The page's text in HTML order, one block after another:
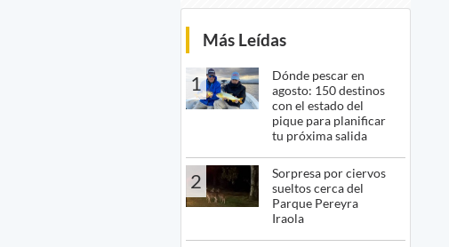
Más Leídas
1
Dónde pescar en
agosto: 150 destinos
con el estado del
pique para planificar
tu próxima salida
2
Sorpresa por ciervos
sueltos cerca del
Parque Pereyra
Iraola